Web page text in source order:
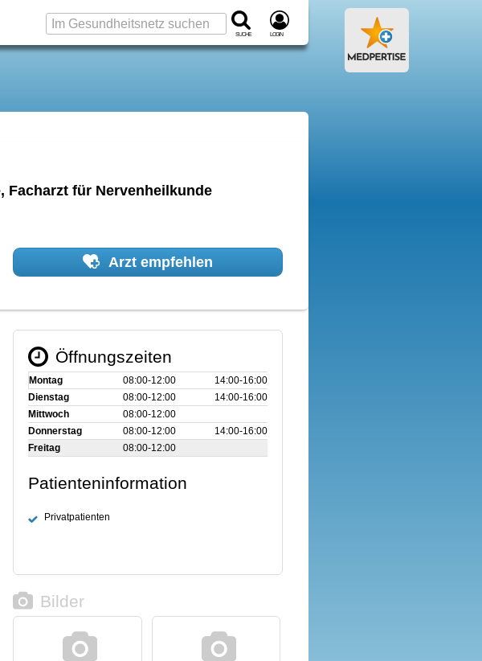
Suche Login
Facharzt für Nervenheilkunde
Arzt empfehlen
Öffnungszeiten
Montag 08:00‑12:00
14:00‑16:00
Dienstag
08:00‑12:00
14:00‑16:00
Mittwoch
08:00‑12:00
Donnerstag
08:00‑12:00
14:00‑16:00
Freitag
08:00‑12:00
Patienteninformation
Privatpatienten
Bilder